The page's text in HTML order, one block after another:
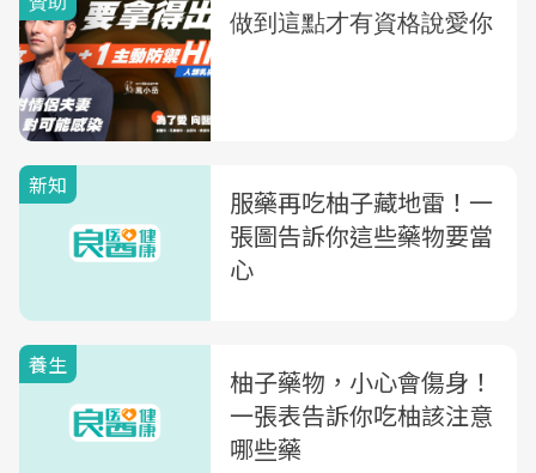
新知
服藥再吃柚子藏地雷！一
張圖告訴你這些藥物要當
心
養生
柚子藥物，小心會傷身！
一張表告訴你吃柚該注意
哪些藥